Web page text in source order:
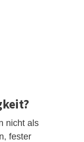
nicht als
fester